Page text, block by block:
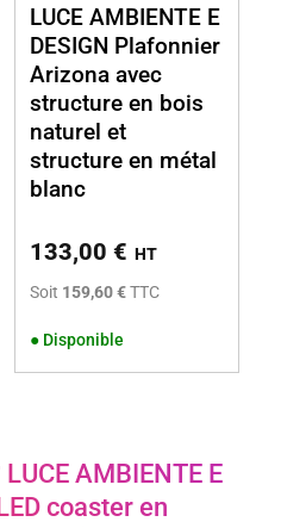
LUCE AMBIENTE E
DESIGN Plafonnier
Arizona avec
structure en bois
naturel et
structure en métal
blanc
133,00 € HT
Soit 159,60 €TTC
● Disponible
LUCE AMBIENTE E
coaster en